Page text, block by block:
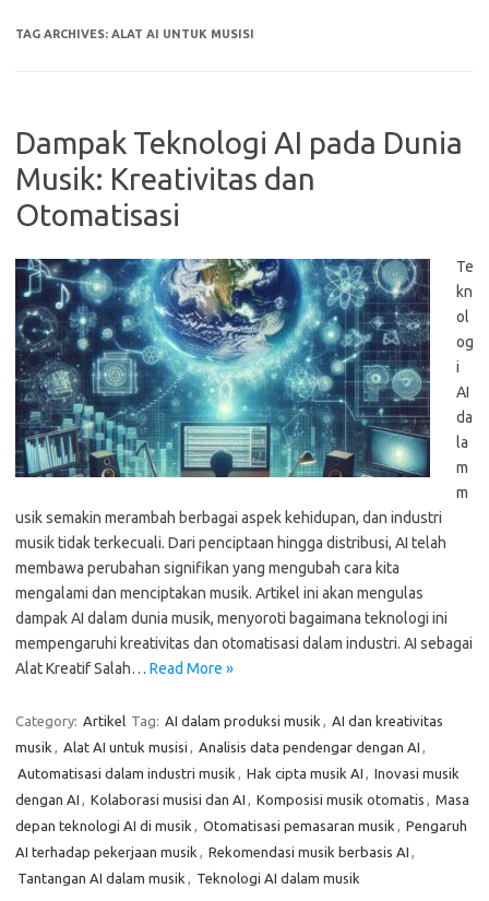
TAG ARCHIVES: ALAT AI UNTUK MUSISI
Dampak Teknologi AI pada Dunia
Musik: Kreativitas dan
Otomatisasi
Te
kn
ol
og
i
AI
da
la
m
m
usik semakin merambah berbagai aspek kehidupan, dan industri
musik tidak terkecuali. Dari penciptaan hingga distribusi, AI telah
membawa perubahan signifikan yang mengubah cara kita
mengalami dan menciptakan musik. Artikel ini akan mengulas
dampak AI dalam dunia musik, menyoroti bagaimana teknologi ini
mempengaruhi kreativitas dan otomatisasi dalam industri. AI sebagai
Alat Kreatif Salah… Read More »
Category: Artikel Tag: AI dalam produksi musik , AI dan kreativitas
musik , Alat AI untuk musisi , Analisis data pendengar dengan AI ,
Automatisasi dalam industri musik , Hak cipta musik AI , Inovasi musik
dengan AI , Kolaborasi musisi dan AI , Komposisi musik otomatis , Masa
depan teknologi AI di musik , Otomatisasi pemasaran musik , Pengaruh
AI terhadap pekerjaan musik , Rekomendasi musik berbasis AI ,
Tantangan AI dalam musik , Teknologi AI dalam musik